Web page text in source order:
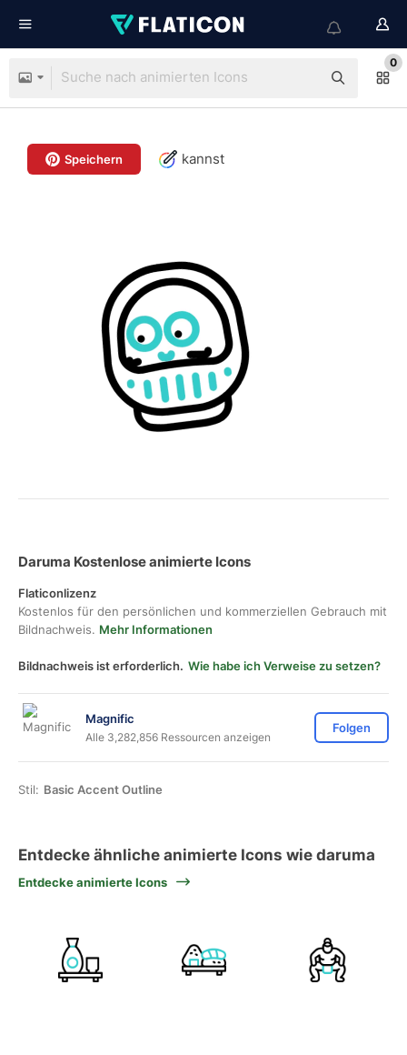
0
Speichern kannst
Daruma Kostenlose animierte Icons
Flaticonlizenz
Kostenlos für den persönlichen und kommerziellen Gebrauch mit
Bildnachweis. Mehr Informationen
Bildnachweis ist erforderlich. Wie habe ich Verweise zu setzen?
Magnific
Alle 3,282,856 Ressourcen anzeigen
Folgen
Stil: Basic Accent Outline
Entdecke ähnliche animierte Icons wie daruma
Entdecke animierte Icons